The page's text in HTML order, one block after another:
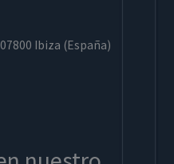
Ibiza (España)